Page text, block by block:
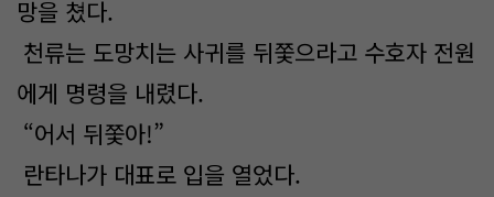
망을 쳤다.
천류는 도망치는 사귀를 뒤쫓으라고 수호자 전원
에게 명령을 내렸다.
“어서 뒤쫓아!”
란타나가 대표로 입을 열었다.